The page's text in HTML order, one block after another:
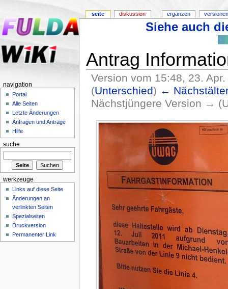
Siehe auch
Antrag
Version vom 15:48, 23.
(Unterschied) ←
Nächstjüngere Version →
seite diskussion ergänzen
navigation
Portal
Alle Seiten
Letzte Änderungen
Anfragen und Anträge
Hilfe
suche
werkzeuge
Links auf diese Seite
Änderungen an
verlinkten Seiten
Spezialseiten
Druckversion
Permanenter Link